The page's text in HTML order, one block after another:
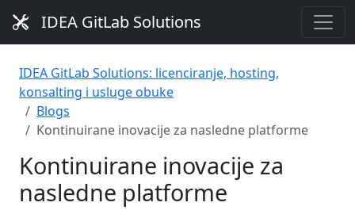
IDEA GitLab Solutions
IDEA GitLab Solutions: licenciranje, hosting,
konsalting i usluge obuke
Blogs
Kontinuirane inovacije za nasledne platforme
Kontinuirane inovacije za
nasledne platforme